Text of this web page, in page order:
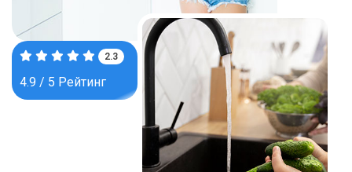
3.8
4.9 / 5 Рейтинг